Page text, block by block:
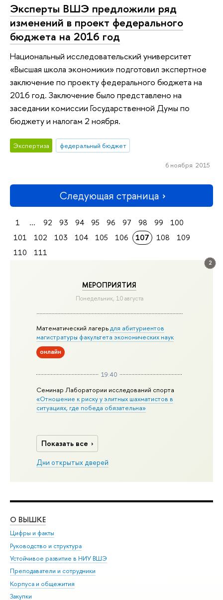
2
МЕРОПРИЯТИЯ
Понедельник, 10 августа
Математический лагерьдля абитуриентов
магистратуры факультета экономических наук
онлайн
19:40
Семинар Лаборатории исследований спорта
«Отношение к риску у элитных шахматистов в
ситуациях, где победа обязательна»
Показать все
Дни открытых дверей
Эксперты ВШЭ предложили ряд
изменений в проект федерального
бюджета на 2016 год
Национальный исследовательский университет
«Высшая школа экономики» подготовил экспертное
заключение по проекту федерального бюджета на
2016 год. Заключение было представлено на
заседании комиссии Государственной Думы по
бюджету и налогам 2 ноября.
Экспертиза федеральный бюджет
6 ноября 2015
Следующая страница
1 ... 92 93 94 95 96 97 98 99
100
101
102 103 104 105 106 107 108
109
110
111
О ВЫШКЕ
Цифры и факты
Руководство и структура
Устойчивое развитие в НИУ ВШЭ
Преподаватели и сотрудники
Корпуса и общежития
Закупки